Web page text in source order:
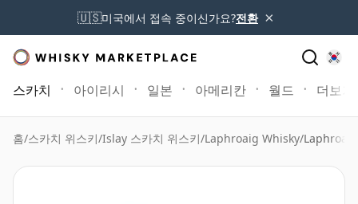
🇺🇸미국에서 접속 중이신가요?전환 ×
스카치 아이리시 일본 아메리칸 월드 더보기
홈/스카치 위스키/Islay 스카치 위스키/Laphroaig Whisky/